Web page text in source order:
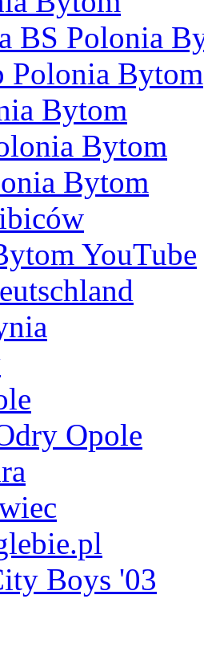
BS Polonia
Polonia Bytom
Bytom
Bytom
Bytom
YouTube
Opole
Boys '03